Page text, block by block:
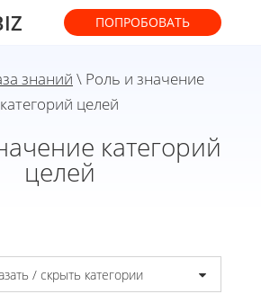
ПОПРОБОВАТЬ
знаний \ Роль и значение
категорий целей
категорий
целей
/ скрыть категории